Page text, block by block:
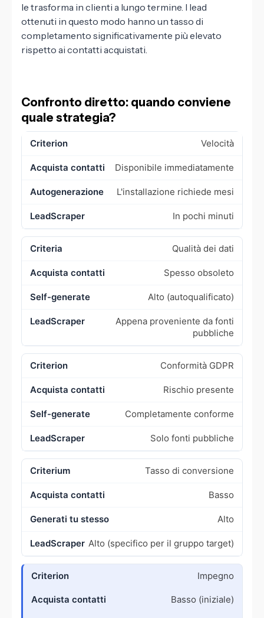
le trasforma in clienti a lungo termine. I lead
ottenuti in questo modo hanno un tasso di
completamento significativamente più elevato
rispetto ai contatti acquistati.
Confronto diretto: quando conviene
quale strategia?
Velocità
Disponibile immediatamente
L'installazione richiede mesi
In pochi minuti
Qualità dei dati
Spesso obsoleto
Alto (autoqualificato)
Appena proveniente da fonti
pubbliche
Conformità GDPR
Rischio presente
Completamente conforme
Solo fonti pubbliche
Tasso di conversione
Basso
Alto
Alto (specifico per il gruppo target)
Impegno
Basso (iniziale)